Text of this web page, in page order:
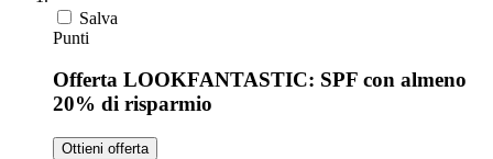
Salva
Punti
Offerta LOOKFANTASTIC: SPF con almeno
20% di risparmio
Ottieni offerta